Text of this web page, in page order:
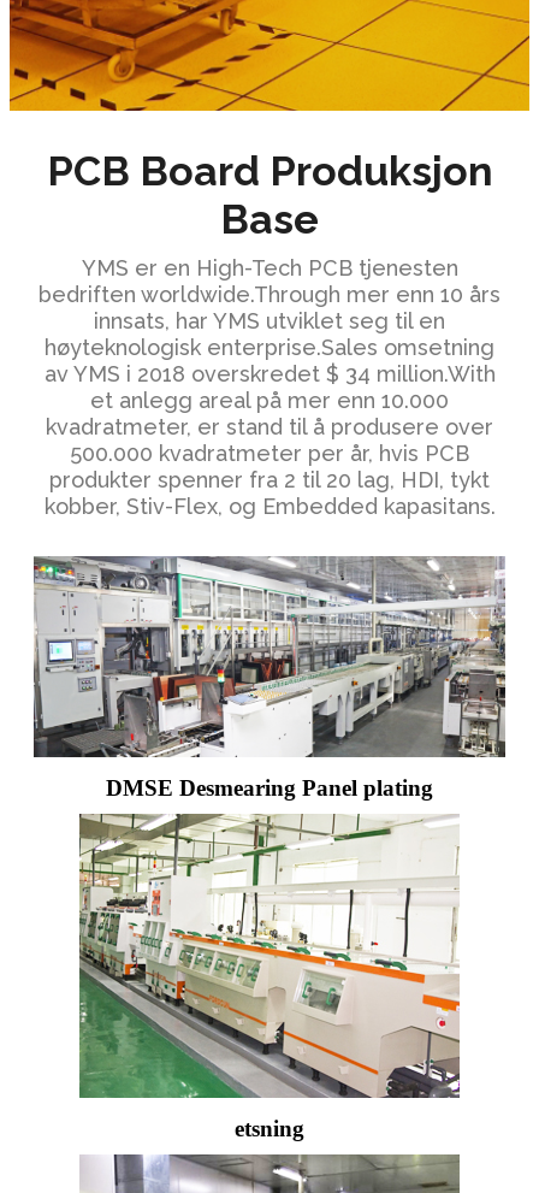
PCB Board Produksjon
Base
YMS er en High-Tech PCB tjenesten
bedriften worldwide.Through mer enn 10 års
innsats, har YMS utviklet seg til en
høyteknologisk enterprise.Sales omsetning
av YMS i 2018 overskredet $ 34 million.With
et anlegg areal på mer enn 10.000
kvadratmeter, er stand til å produsere over
500.000 kvadratmeter per år, hvis PCB
produkter spenner fra 2 til 20 lag, HDI, tykt
kobber, Stiv-Flex, og Embedded kapasitans.
DMSE Desmearing Panel plating
etsning